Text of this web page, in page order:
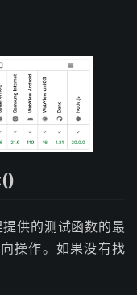
供的测试函数的最
操作。如果没有找